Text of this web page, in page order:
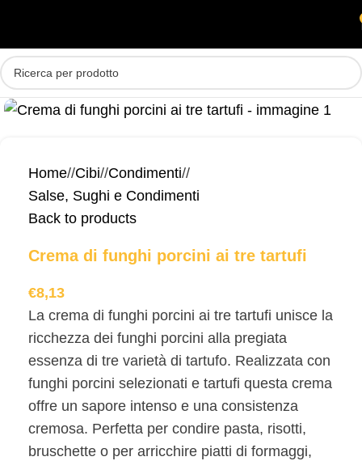
Home/ Cibi/ Condimenti/
Salse, Sughi e Condimenti
Back to products
Crema di funghi porcini ai tre tartufi
€8,13
La crema di funghi porcini ai tre tartufi unisce la
ricchezza dei funghi porcini alla pregiata
essenza di tre varietà di tartufo. Realizzata con
funghi porcini selezionati e tartufi questa crema
offre un sapore intenso e una consistenza
cremosa. Perfetta per condire pasta, risotti,
bruschette o per arricchire piatti di formaggi,